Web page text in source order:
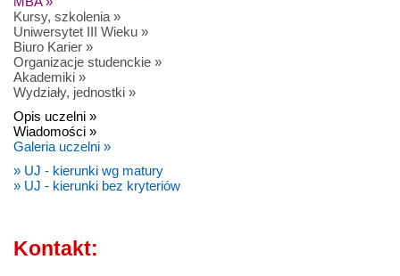
Kursy, szkolenia »
Uniwersytet III Wieku »
Biuro Karier »
Organizacje studenckie »
Akademiki »
Wydziały, jednostki »
Opis uczelni »
Wiadomości »
Galeria uczelni »
» UJ - kierunki wg matury
» UJ - kierunki bez kryteriów
Kontakt: